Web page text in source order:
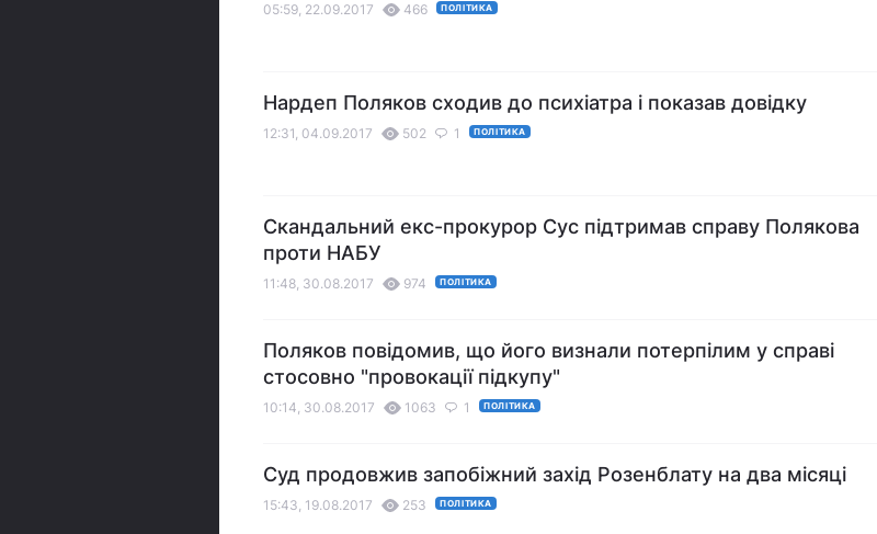
05:59, 22.09.2017 466 ПОЛІТИКА
Нардеп Поляков сходив до психіатра і показав довідку
12:31, 04.09.2017 502 1 ПОЛІТИКА
Скандальний екс-прокурор Сус підтримав справу Полякова
проти НАБУ
11:48, 30.08.2017 974 ПОЛІТИКА
Поляков повідомив, що його визнали потерпілим у справі
стосовно "провокації підкупу"
10:14, 30.08.2017 1063 1 ПОЛІТИКА
Суд продовжив запобіжний захід Розенблату на два місяці
15:43, 19.08.2017 253 ПОЛІТИКА